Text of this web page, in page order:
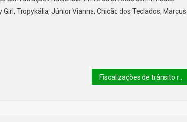
Tropykália, Júnior Vianna, Chicão dos Teclados, Marcus
Fiscalizações de trânsito registram 2 mil prisões no Piauí